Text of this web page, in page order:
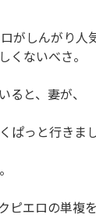
がしんがり人
くないべさ。
と、妻が、
ぱっと行きま
エロの単複を